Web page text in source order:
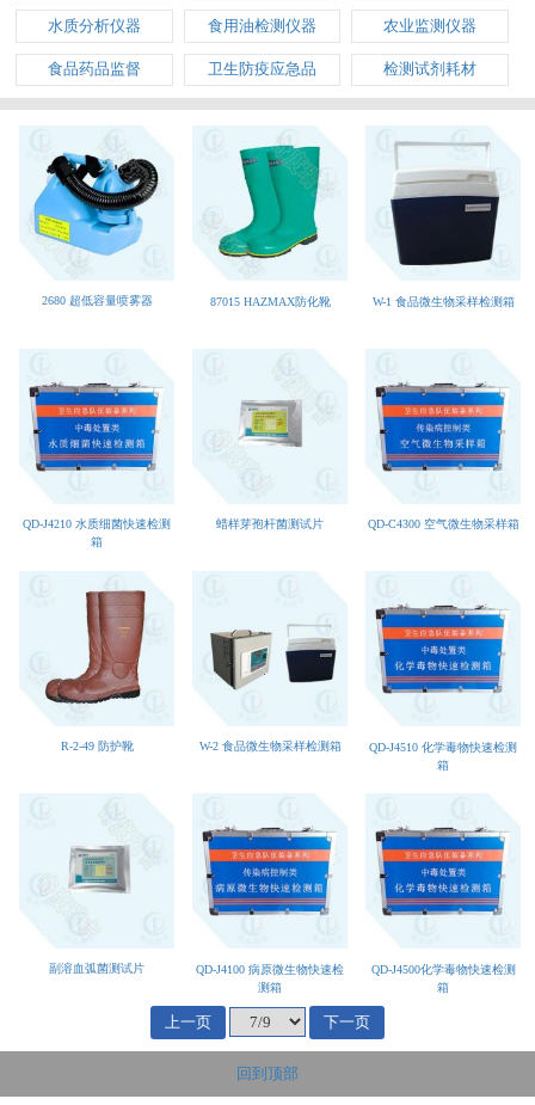
水质分析仪器 食用油检测仪器 农业监测仪器
食品药品监督 卫生防疫应急品 检测试剂耗材
2680 超低容量喷雾器 87015 HAZMAX防化靴 W-1 食品微生物采样检测箱
QD-J4210 水质细菌快速检测
箱
蜡样芽孢杆菌测试片 QD-C4300 空气微生物采样箱
R-2-49 防护靴 W-2 食品微生物采样检测箱
QD-J4510 化学毒物快速检测
箱
副溶血弧菌测试片
QD-J4100 病原微生物快速检
测箱
QD-J4500化学毒物快速检测
箱
上一页 下一页
回到顶部